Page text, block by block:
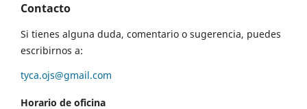
Contacto
Si tienes alguna duda, comentario o sugerencia, puedes
escribirnos a:
tyca.ojs@gmail.com
Horario de oficina